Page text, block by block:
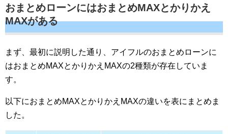
おまとめローンにはおまとめMAXとかりかえ
MAXがある
まず、最初に説明した通り、アイフルのおまとめローンに
はおまとめMAXとかりかえMAXの2種類が存在していま
す。
以下におまとめMAXとかりかえMAXの違いを表にまとめま
した。